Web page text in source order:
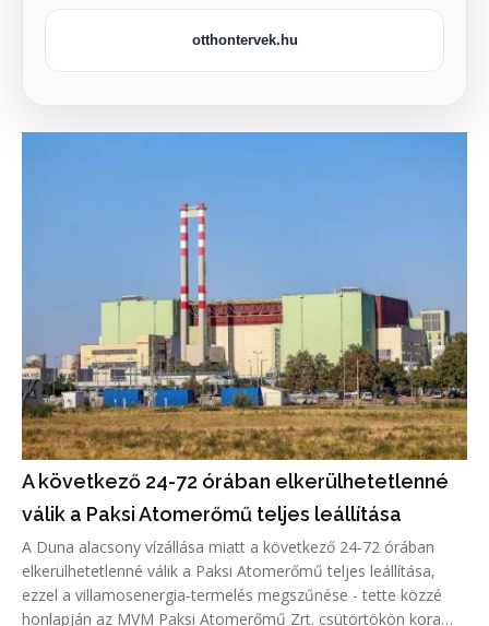
otthontervek.hu
A következő 24-72 órában elkerülhetetlenné
válik a Paksi Atomerőmű teljes leállítása
A Duna alacsony vízállása miatt a következő 24-72 órában
elkerülhetetlenné válik a Paksi Atomerőmű teljes leállítása,
ezzel a villamosenergia-termelés megszűnése - tette közzé
honlapján az MVM Paksi Atomerőmű Zrt. csütörtökön kora